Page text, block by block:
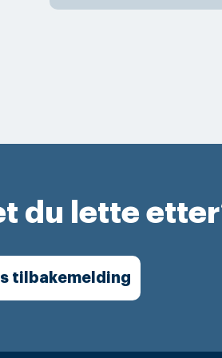
du lette
tilbakemelding